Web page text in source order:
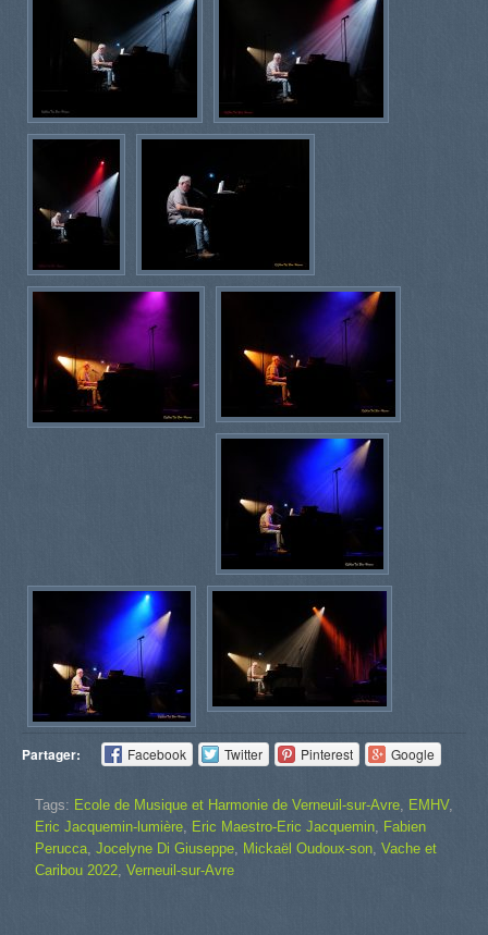
Partager: Facebook Twitter Pinterest Google
Tags: Ecole de Musique et Harmonie de Verneuil-sur-Avre EMHV,
Eric Jacquemin-lumière
Eric Maestro-Eric Jacquemin
Fabien
Perucca Jocelyne Di Giuseppe Mickaël Oudoux-son Vache et
Caribou 2022 Verneuil-sur-Avre